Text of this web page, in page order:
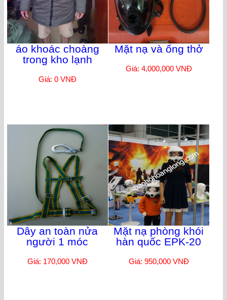
áo khoác choàng
trong kho lạnh
Giá: 0 VNĐ
Mặt nạ và ống thở
Giá: 4,000,000 VNĐ
Dây an toàn nửa
người 1 móc
Giá: 170,000 VNĐ
Mặt nạ phòng khói
hàn quốc EPK-20
Giá: 950,000 VNĐ